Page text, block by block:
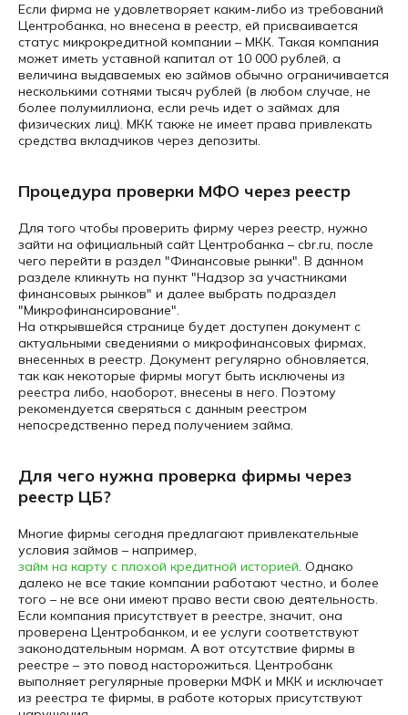
Если фирма не удовлетворяет каким-либо из требований
Центробанка, но внесена в реестр, ей присваивается
статус микрокредитной компании – МКК. Такая компания
может иметь уставной капитал от 10 000 рублей, а
величина выдаваемых ею займов обычно ограничивается
несколькими сотнями тысяч рублей (в любом случае, не
более полумиллиона, если речь идет о займах для
физических лиц). МКК также не имеет права привлекать
средства вкладчиков через депозиты.
Процедура проверки МФО через реестр
Для того чтобы проверить фирму через реестр, нужно
зайти на официальный сайт Центробанка – cbr.ru, после
чего перейти в раздел "Финансовые рынки". В данном
разделе кликнуть на пункт "Надзор за участниками
финансовых рынков" и далее выбрать подраздел
"Микрофинансирование".
На открывшейся странице будет доступен документ с
актуальными сведениями о микрофинансовых фирмах,
внесенных в реестр. Документ регулярно обновляется,
так как некоторые фирмы могут быть исключены из
реестра либо, наоборот, внесены в него. Поэтому
рекомендуется сверяться с данным реестром
непосредственно перед получением займа.
Для чего нужна проверка фирмы через
реестр ЦБ?
Многие фирмы сегодня предлагают привлекательные
условия займов – например,
займ на карту с плохой кредитной историей. Однако
далеко не все такие компании работают честно, и более
того – не все они имеют право вести свою деятельность.
Если компания присутствует в реестре, значит, она
проверена Центробанком, и ее услуги соответствуют
законодательным нормам. А вот отсутствие фирмы в
реестре – это повод насторожиться. Центробанк
выполняет регулярные проверки МФК и МКК и исключает
из реестра те фирмы, в работе которых присутствуют